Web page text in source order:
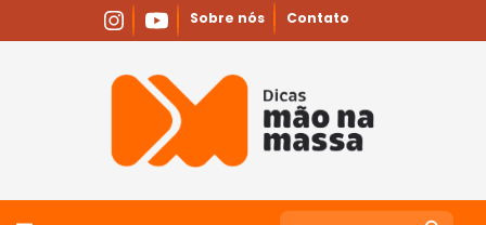
Sobre nós Contato
Search Search Button